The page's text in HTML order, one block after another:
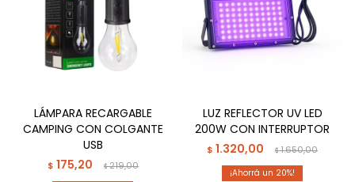
LÁMPARA RECARGABLE
CAMPING CON COLGANTE
USB
$ 175,20 $219,00
LUZ REFLECTOR UV LED
200W CON INTERRUPTOR
$ 1.320,00 $1.650,00
20